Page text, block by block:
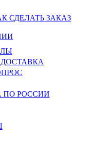
СДЕЛАТЬ ЗАКАЗ
ПО РОССИИ